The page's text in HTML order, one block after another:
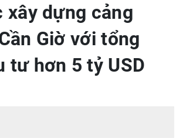
xây dựng cảng
Giờ với tổng
tư hơn 5 tỷ USD